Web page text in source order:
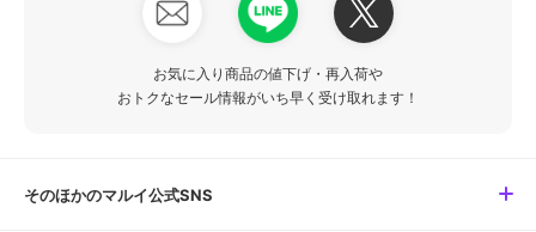
お気に入り商品の値下げ・再入荷や
おトクなセール情報がいち早く受け取れます！
そのほかのマルイ公式SNS